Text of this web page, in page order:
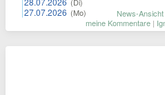
(Di)
27.07.2026 (Mo)
News-
meine Kommentare |